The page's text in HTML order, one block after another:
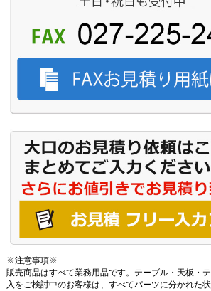
※注意事項※
販売商品はすべて業務用品です。テーブル・天板・
入をご検討中のお客様は、すべてパーツに分かれた